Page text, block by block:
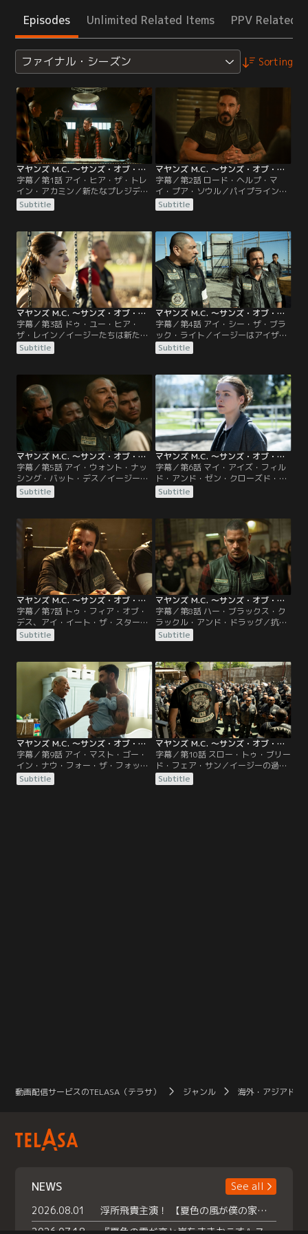
Episodes Unlimited Related Items PPV Related
ファイナル・シーズン Sorting
マヤンズ M.C. ～サンズ・オブ・アナーキー外伝～ ファイナル・シーズン 第01話／字幕
字幕／第1話 アイ・ヒア・ザ・トレ
イン・アカミン／新たなプレジデン
トになったイージーはクラブの資金
源のために、奪われたパイプライン
ナーキーとの抗争が激化する中、冷
酷で容赦のない指導者へと変貌し、
代償を払わせる。
Subtitle
マヤンズ M.C. ～サンズ・オブ・アナーキー外伝～ ファイナル・シーズン 第02話／字幕
字幕／第2話 ロード・ヘルプ・マ
イ・プア・ソウル／パイプライン奪
還のためにイージーが下した判断
は、権力を固める一方で抗争をさら
エンジェルとの兄弟の絆にも亀裂が
入る。
Subtitle
マヤンズ M.C. ～サンズ・オブ・アナーキー外伝～ ファイナル・シーズン 第03話／字幕
字幕／第3話 ドゥ・ユー・ヒア・
ザ・レイン／イージーたちは新たな
麻薬取引を強行するが、内部の不信
感が増幅。サンズ・オブ・アナーキ
方、エンジェルは独自の判断で行動
を起こす。
Subtitle
マヤンズ M.C. ～サンズ・オブ・アナーキー外伝～ ファイナル・シーズン 第04話／字幕
字幕／第4話 アイ・シー・ザ・ブラ
ック・ライト／イージーはアイザッ
クに攻撃を仕掛けるが、大きな成果
と引き換えにクラブは犠牲を払う。
し、クラブは内部分裂の危機に。
Subtitle
マヤンズ M.C. ～サンズ・オブ・アナーキー外伝～ ファイナル・シーズン 第05話／字幕
字幕／第5話 アイ・ウォント・ナッ
シング・バット・デス／イージーが
招いた大きな犠牲により、クラブは
崩壊寸前に。完全に孤立したイージ
との決別を決意する。
Subtitle
マヤンズ M.C. ～サンズ・オブ・アナーキー外伝～ ファイナル・シーズン 第06話／字幕
字幕／第6話 マイ・アイズ・フィル
ド・アンド・ゼン・クローズド・オ
ン・ザ・ラスト・オブ・チャイルド
フッド・ティアーズ／母の命日、リ
ンジェルを強引に連れ出し、かつて
母を殺した犯人の家を訪れる。
Subtitle
マヤンズ M.C. ～サンズ・オブ・アナーキー外伝～ ファイナル・シーズン 第07話／字幕
字幕／第7話 トゥ・フィア・オブ・
デス、アイ・イート・ザ・スターズ
／カリフォルニアを支配するための
クラブの戦いは、命懸けの危険な展
族を守るため過去と決別しようとす
るが…。
Subtitle
マヤンズ M.C. ～サンズ・オブ・アナーキー外伝～ ファイナル・シーズン 第08話／字幕
字幕／第8話 ハー・ブラックス・ク
ラックル・アンド・ドラッグ／抗争
は激化の一途をたどり、クラブがク
リーパーとの別れのために団結す
るエンジェルはクラブを去る決意を
固める。
Subtitle
マヤンズ M.C. ～サンズ・オブ・アナーキー外伝～ ファイナル・シーズン 第09話／字幕
字幕／第9話 アイ・マスト・ゴー・
イン・ナウ・フォー・ザ・フォッ
グ・イズ・ライジング／アイザック
らサンズ・オブ・アナーキーがマヤ
Subtitle
マヤンズ M.C. ～サンズ・オブ・アナーキー外伝～ ファイナル・シーズン 第10話（最終話）／字幕
字幕／第10話 スロー・トゥ・ブリー
ド・フェア・サン／イージーの過去
が暴露され、クラブの処遇が決まる
が…。
Subtitle
動画配信サービスのTELASA（テラサ） ジャンル 海外・アジアドラ
NEWS
See all
2026.08.01
浮所飛貴主演！ 【夏色の風が僕の家にやってきた】 本日よりテラサで独占配信スタート！